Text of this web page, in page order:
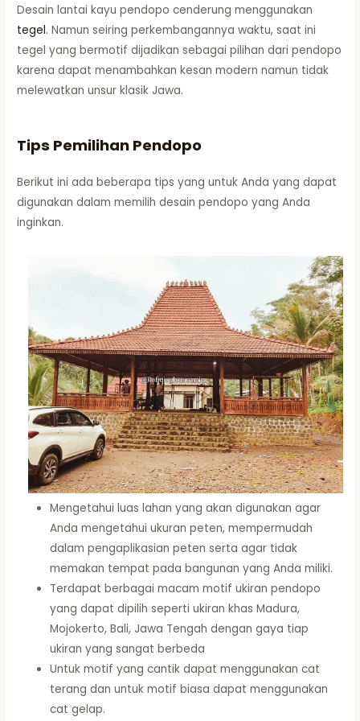
Desain lantai kayu pendopo cenderung menggunakan
tegel. Namun seiring perkembangannya waktu, saat ini
tegel yang bermotif dijadikan sebagai pilihan dari pendopo
karena dapat menambahkan kesan modern namun tidak
melewatkan unsur klasik Jawa.
Tips Pemilihan Pendopo
Berikut ini ada beberapa tips yang untuk Anda yang dapat
digunakan dalam memilih desain pendopo yang Anda
inginkan.
Mengetahui luas lahan yang akan digunakan agar
Anda mengetahui ukuran peten, mempermudah
dalam pengaplikasian peten serta agar tidak
memakan tempat pada bangunan yang Anda miliki.
Terdapat berbagai macam motif ukiran pendopo
yang dapat dipilih seperti ukiran khas Madura,
Mojokerto, Bali, Jawa Tengah dengan gaya tiap
ukiran yang sangat berbeda
Untuk motif yang cantik dapat menggunakan cat
terang dan untuk motif biasa dapat menggunakan
cat gelap.